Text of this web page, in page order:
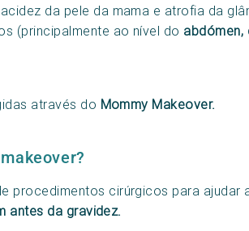
da pele da mama e atrofia da
(principalmente ao nível do abdómen,
através do Mommy Makeover.
procedimentos cirúrgicos para ajudar
antes da gravidez.